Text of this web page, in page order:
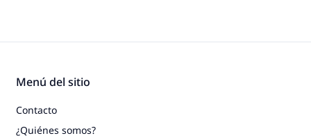
Menú del sitio
Contacto
¿Quiénes somos?